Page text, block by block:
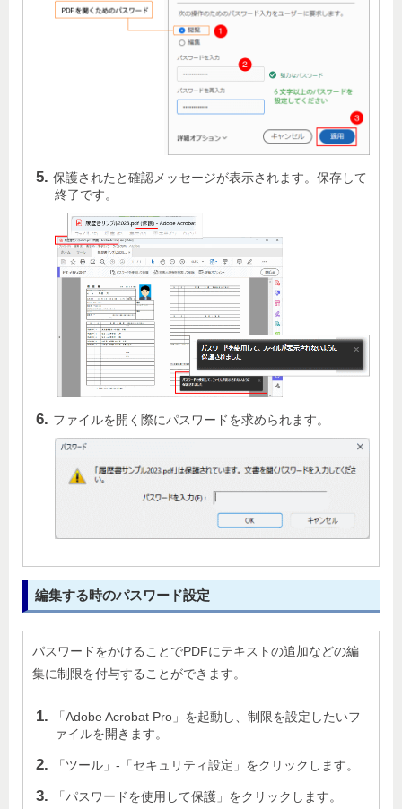
保護されたと確認メッセージが表示されます。保存して
終了です。
ファイルを開く際にパスワードを求められます。
編集する時のパスワード設定
パスワードをかけることでPDFにテキストの追加などの編
集に制限を付与することができます。
「Adobe Acrobat Pro」を起動し、制限を設定したいフ
ァイルを開きます。
「ツール」-「セキュリティ設定」をクリックします。
「パスワードを使用して保護」をクリックします。